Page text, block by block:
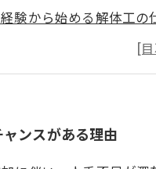
験から始める解体工
場でスキルを磨く：未
の働きやすさと自然
とめ：千葉の解体工で未
ンスがある理由